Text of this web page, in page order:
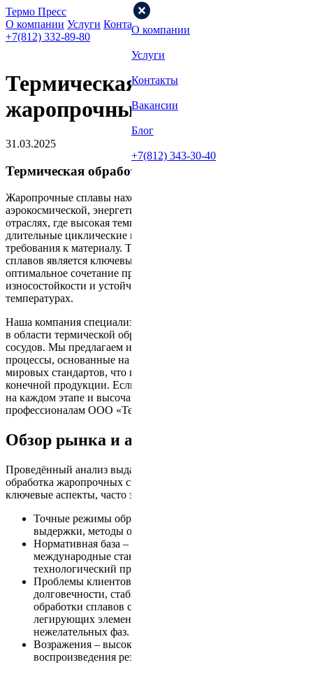
Термо Пресс
О компании Услуги Контакты
+7(812) 332-89-80
О компании
Услуги
Контакты
Вакансии
Блог
+7(812) 343-30-40
Термическая обработка
жаропрочных сплавов
31.03.2025
Термическая обработка жаропрочных сплавов
Жаропрочные сплавы находят широкое применение в
аэрокосмической, энергетической, автомобильной и других
отраслях, где высокая температура, агрессивная среда и
длительные циклические нагрузки предъявляют особые
требования к материалу. Термическая обработка таких
сплавов является ключевым этапом, обеспечивающим
оптимальное сочетание прочности, пластичности,
износостойкости и устойчивости к деформациям при высоких
температурах.
Наша компания специализируется на комплексных решениях
в области термической обработки жаропрочных сплавов и
сосудов. Мы предлагаем индивидуальные технологические
процессы, основанные на строгом соблюдении ГОСТов и
мировых стандартов, что позволяет гарантировать надежность
конечной продукции. Если для вас важны точность, контроль
на каждом этапе и высочайшее качество – обращайтесь к
профессионалам ООО «ТермоПресс».
Обзор рынка и анализ конкурентов
Проведённый анализ выдачи по запросам «термическая
обработка жаропрочных сплавов» выявил следующие
ключевые аспекты, часто затрагиваемые конкурентами:
Точные режимы обработки – температурные режимы,
выдержки, методы охлаждения и контроль атмосферы.
Нормативная база – ссылки на ГОСТы и
международные стандарты, регламентирующие
технологический процесс.
Проблемы клиентов – высокие требования к
долговечности, стабильности свойств, сложности
обработки сплавов с высоким содержанием
легирующих элементов и риск образования
нежелательных фаз.
Возражения – высокие затраты, сложность
воспроизведения результатов, длительность процесса.